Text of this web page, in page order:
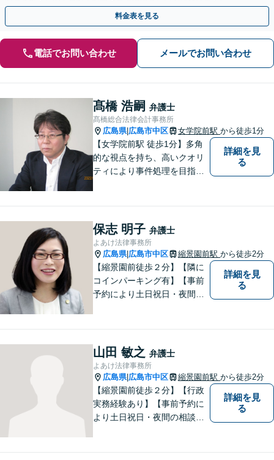
okやLINEを利用した詐欺もご相談ください
料金表を見る
電話でお問い合わせ メールでお問い合わせ
髙橋 浩嗣 弁護士
髙橋総合法律会計事務所
広島県| 広島市中区 女学院前駅 から徒歩1分
【女学院前駅 徒歩1分】多角
的な視点を持ち、高いクオリ
ティにより事件処理を目指し
詳細を見
る
保志 明子 弁護士
よあけ法律事務所
広島県| 広島市中区 縮景園前駅 から徒歩2分
【縮景園前徒歩２分】【隣に
コインパーキング有】【事前
予約により土日祝日・夜間の
務、交通事故、相続・遺言・
後見、離婚問題、刑事事件な
ど。
詳細を見
る
山田 敏之 弁護士
よあけ法律事務所
広島県| 広島市中区 縮景園前駅 から徒歩2分
【縮景園前徒歩２分】【行政
実務経験あり】【事前予約に
より土日祝日・夜間の相談
詳細を見
る